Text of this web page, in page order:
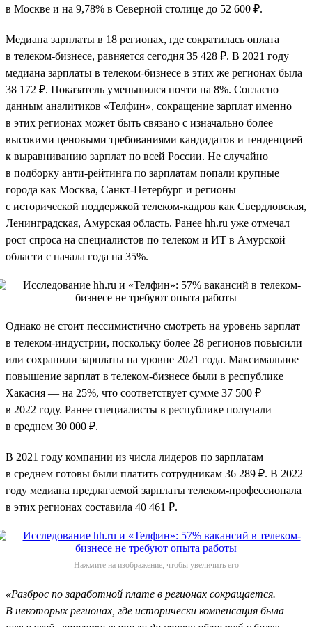
в Москве и на 9,78% в Северной столице до 52 600 ₽.
Медиана зарплаты в 18 регионах, где сократилась оплата
в телеком-бизнесе, равняется сегодня 35 428 ₽. В 2021 году
медиана зарплаты в телеком-бизнесе в этих же регионах была
38 172 ₽. Показатель уменьшился почти на 8%. Согласно
данным аналитиков «Телфин», сокращение зарплат именно
в этих регионах может быть связано с изначально более
высокими ценовыми требованиями кандидатов и тенденцией
к выравниванию зарплат по всей России. Не случайно
в подборку анти-рейтинга по зарплатам попали крупные
города как Москва, Санкт-Петербург и регионы
с исторической поддержкой телеком-кадров как Свердловская,
Ленинградская, Амурская область. Ранее hh.ru уже отмечал
рост спроса на специалистов по телеком и ИТ в Амурской
области с начала года на 35%.
Однако не стоит пессимистично смотреть на уровень зарплат
в телеком-индустрии, поскольку более 28 регионов повысили
или сохранили зарплаты на уровне 2021 года. Максимальное
повышение зарплат в телеком-бизнесе были в республике
Хакасия — на 25%, что соответствует сумме 37 500 ₽
в 2022 году. Ранее специалисты в республике получали
в среднем 30 000 ₽.
В 2021 году компании из числа лидеров по зарплатам
в среднем готовы были платить сотрудникам 36 289 ₽. В 2022
году медиана предлагаемой зарплаты телеком-профессионала
в этих регионах составила 40 461 ₽.
Нажмите на изображение, чтобы увеличить его
«Разброс по заработной плате в регионах сокращается.
В некоторых регионах, где исторически компенсация была